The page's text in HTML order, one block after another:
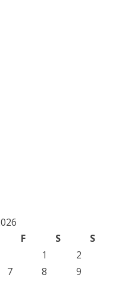
F S
S
1
2
7 8
9